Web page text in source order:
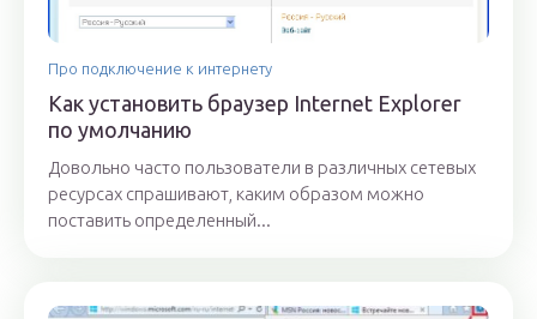
Про подключение к интернету
Как установить браузер Internet Explorer
по умолчанию
Довольно часто пользователи в различных сетевых
ресурсах спрашивают, каким образом можно
поставить определенный...